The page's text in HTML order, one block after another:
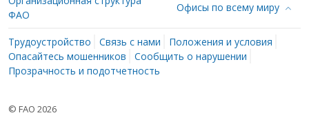
ФАО
Офисы по всему миру
Трудоустройство Связь с нами
Положения и условия
Опасайтесь мошенников
Сообщить о нарушении
Прозрачность и подотчетность
© FAO 2026